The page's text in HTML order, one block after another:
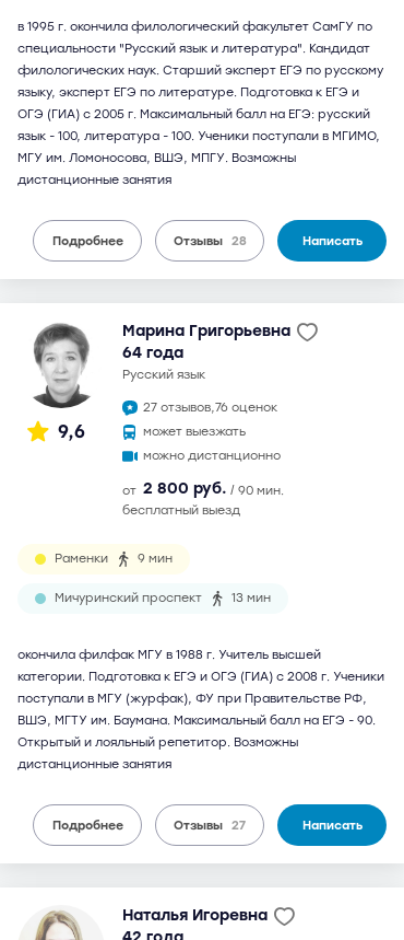
в 1995 г. окончила филологический факультет СамГУ по
специальности "Русский язык и литература". Кандидат
филологических наук. Старший эксперт ЕГЭ по русскому
языку, эксперт ЕГЭ по литературе. Подготовка к ЕГЭ и
ОГЭ (ГИА) с 2005 г. Максимальный балл на ЕГЭ: русский
язык - 100, литература - 100. Ученики поступали в МГИМО,
МГУ им. Ломоносова, ВШЭ, МПГУ. Возможны
дистанционные занятия
Подробнее Отзывы 28 Написать
9,6
Марина Григорьевна
64 года
русский язык
27 отзывов,76 оценок
может выезжать
можно дистанционно
от 2 800 руб. / 90 мин.
бесплатный выезд
Раменки 9 мин
Мичуринский проспект 13 мин
окончила филфак МГУ в 1988 г. Учитель высшей
категории. Подготовка к ЕГЭ и ОГЭ (ГИА) с 2008 г. Ученики
поступали в МГУ (журфак), ФУ при Правительстве РФ,
ВШЭ, МГТУ им. Баумана. Максимальный балл на ЕГЭ - 90.
Открытый и лояльный репетитор. Возможны
дистанционные занятия
Подробнее Отзывы 27 Написать
Наталья Игоревна